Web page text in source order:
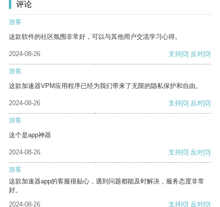
评论
游客
这款软件的社区氛围非常好，可以与其他用户交流学习心得。
2024-08-26 支持[0] 反对[0]
游客
这款加速器VPM应用程序已经为我们带来了无限的隐私保护和自由。
2024-08-26 支持[0] 反对[0]
游客
这个是app神器
2024-08-26 支持[0] 反对[0]
游客
这款加速器app的客服很贴心，遇到问题都能及时解决，服务态度非常
好。
2024-08-26
支持[0] 反对[0]